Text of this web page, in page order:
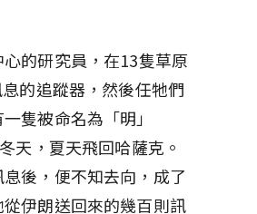
的研究員，在13隻草原
的追蹤器，然後任牠們
隻被命名為「明」
天，夏天飛回哈薩克。
後，便不知去向，成了
伊朗送回來的幾百則訊